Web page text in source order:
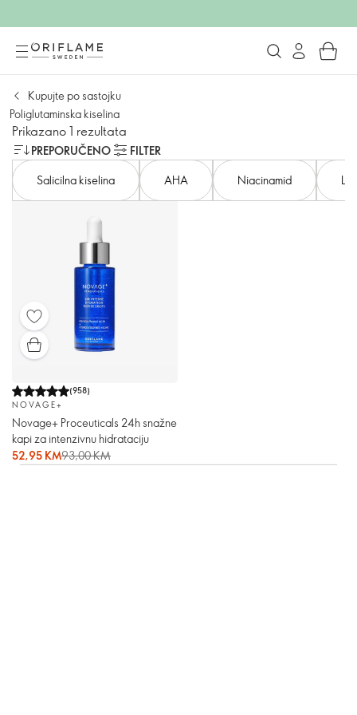
Kupujte po sastojku
Poliglutaminska kiselina
Prikazano 1 rezultata
PREPORUČENO
FILTER
Salicilna kiselina
AHA Niacinamid
(958)
NOVAGE+
Novage+ Proceuticals 24h snažne
kapi za intenzivnu hidrataciju
52,95 KM93,00 KM